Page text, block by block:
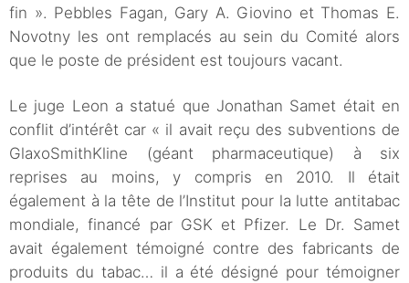
fin ». Pebbles Fagan, Gary A. Giovino et Thomas E.
Novotny les ont remplacés au sein du Comité alors
que le poste de président est toujours vacant.
Le juge Leon a statué que Jonathan Samet était en
conflit d’intérêt car « il avait reçu des subventions de
GlaxoSmithKline (géant pharmaceutique) à six
reprises au moins, y compris en 2010. Il était
également à la tête de l’Institut pour la lutte antitabac
mondiale, financé par GSK et Pfizer. Le Dr. Samet
avait également témoigné contre des fabricants de
produits du tabac… il a été désigné pour témoigner